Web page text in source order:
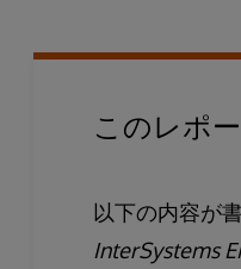
このレポ
以下の内容が
InterSystems